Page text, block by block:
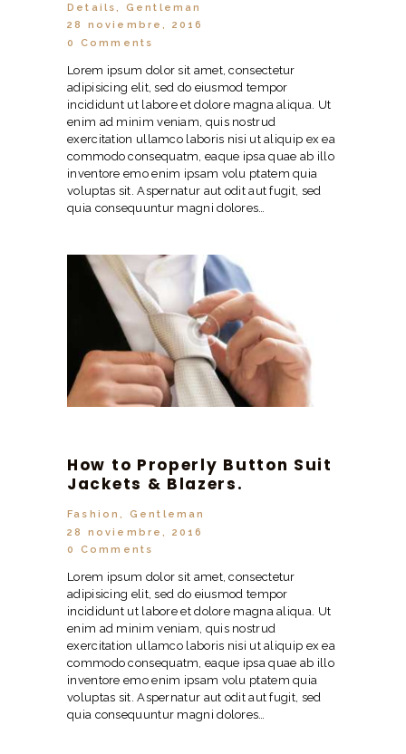
Details, Gentleman
28 noviembre, 2016
0
Comments
Lorem ipsum dolor sit amet, consectetur
adipisicing elit, sed do eiusmod tempor
incididunt ut labore et dolore magna aliqua. Ut
enim ad minim veniam, quis nostrud
exercitation ullamco laboris nisi ut aliquip ex ea
commodo consequatm, eaque ipsa quae ab illo
inventore emo enim ipsam volu ptatem quia
voluptas sit. Aspernatur aut odit aut fugit, sed
quia consequuntur magni dolores…
How to Properly Button Suit
Jackets & Blazers.
Fashion, Gentleman
28 noviembre, 2016
0
Comments
Lorem ipsum dolor sit amet, consectetur
adipisicing elit, sed do eiusmod tempor
incididunt ut labore et dolore magna aliqua. Ut
enim ad minim veniam, quis nostrud
exercitation ullamco laboris nisi ut aliquip ex ea
commodo consequatm, eaque ipsa quae ab illo
inventore emo enim ipsam volu ptatem quia
voluptas sit. Aspernatur aut odit aut fugit, sed
quia consequuntur magni dolores…